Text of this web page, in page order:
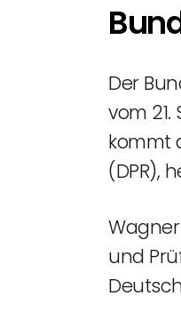
Der
vom
kommt
(DPR),
und